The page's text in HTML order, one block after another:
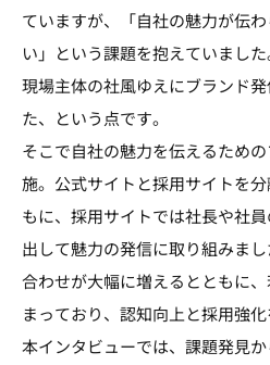
ていますが、「自社の魅力が伝
い」という課題を抱えていまし
現場主体の社風ゆえにブランド
た、という点です。
そこで自社の魅力を伝えるため
施。公式サイトと採用サイトを
もに、採用サイトでは社長や社
出して魅力の発信に取り組みま
合わせが大幅に増えるとともに
まっており、認知向上と採用強化
本インタビューでは、課題発見